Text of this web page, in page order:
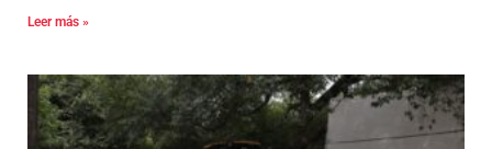
Leer más »